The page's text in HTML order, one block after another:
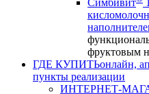
фруктовым
ГДЕ КУПИТЬонлайн,
пункты реализации
ИНТЕРНЕТ-